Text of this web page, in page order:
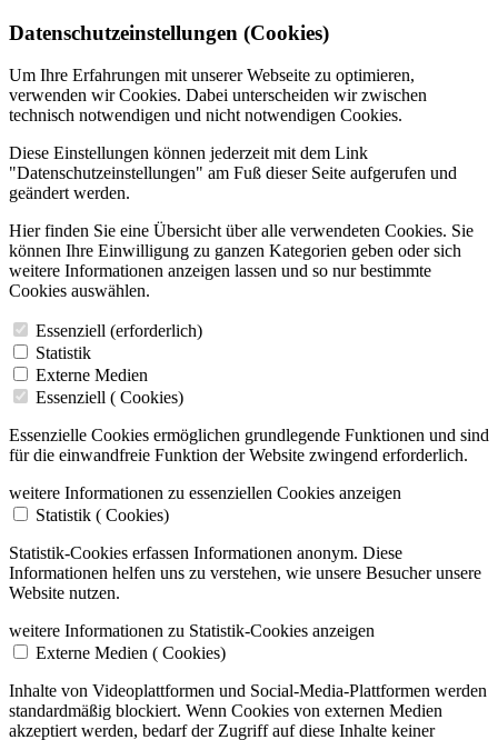
Datenschutzeinstellungen (Cookies)
Um Ihre Erfahrungen mit unserer Webseite zu optimieren,
verwenden wir Cookies. Dabei unterscheiden wir zwischen
technisch notwendigen und nicht notwendigen Cookies.
Diese Einstellungen können jederzeit mit dem Link
"Datenschutzeinstellungen" am Fuß dieser Seite aufgerufen und
geändert werden.
Hier finden Sie eine Übersicht über alle verwendeten Cookies. Sie
können Ihre Einwilligung zu ganzen Kategorien geben oder sich
weitere Informationen anzeigen lassen und so nur bestimmte
Cookies auswählen.
Essenziell (erforderlich)
Statistik
Externe Medien
Essenziell ( Cookies)
Essenzielle Cookies ermöglichen grundlegende Funktionen und sind
für die einwandfreie Funktion der Website zwingend erforderlich.
weitere Informationen zu essenziellen Cookies anzeigen
Statistik ( Cookies)
Statistik-Cookies erfassen Informationen anonym. Diese
Informationen helfen uns zu verstehen, wie unsere Besucher unsere
Website nutzen.
weitere Informationen zu Statistik-Cookies anzeigen
Externe Medien ( Cookies)
Inhalte von Videoplattformen und Social-Media-Plattformen werden
standardmäßig blockiert. Wenn Cookies von externen Medien
akzeptiert werden, bedarf der Zugriff auf diese Inhalte keiner